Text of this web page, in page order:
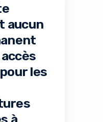
aucun
les